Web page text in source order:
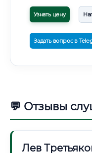
Узнать цену
Задать вопрос в
💬 Отзывы
Лев